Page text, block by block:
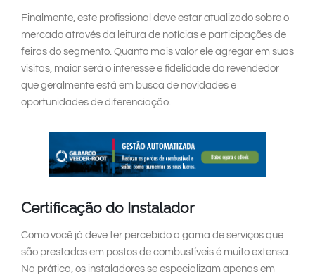
Finalmente, este profissional deve estar atualizado sobre o
mercado através da leitura de notícias e participações de
feiras do segmento. Quanto mais valor ele agregar em suas
visitas, maior será o interesse e fidelidade do revendedor
que geralmente está em busca de novidades e
oportunidades de diferenciação.
Certificação do Instalador
Como você já deve ter percebido a gama de serviços que
são prestados em postos de combustíveis é muito extensa.
Na prática, os instaladores se especializam apenas em